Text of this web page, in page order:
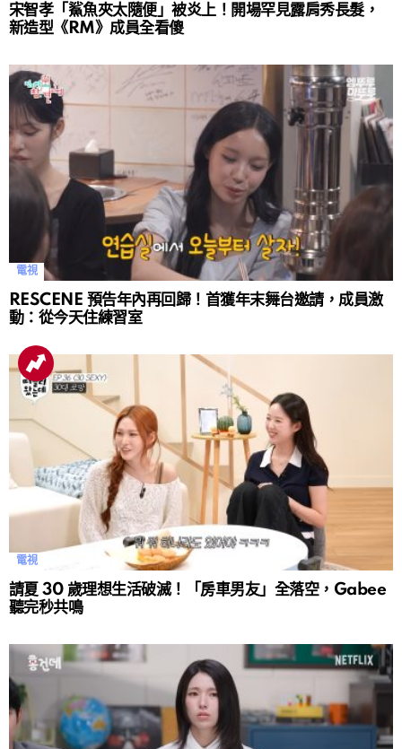
宋智孝「鯊魚夾太隨便」被炎上！開場罕見露肩秀長髮，
新造型《RM》成員全看傻
電視
RESCENE 預告年內再回歸！首獲年末舞台邀請，成員激
動：從今天住練習室
電視
請夏 30 歲理想生活破滅！「房車男友」全落空，Gabee
聽完秒共鳴